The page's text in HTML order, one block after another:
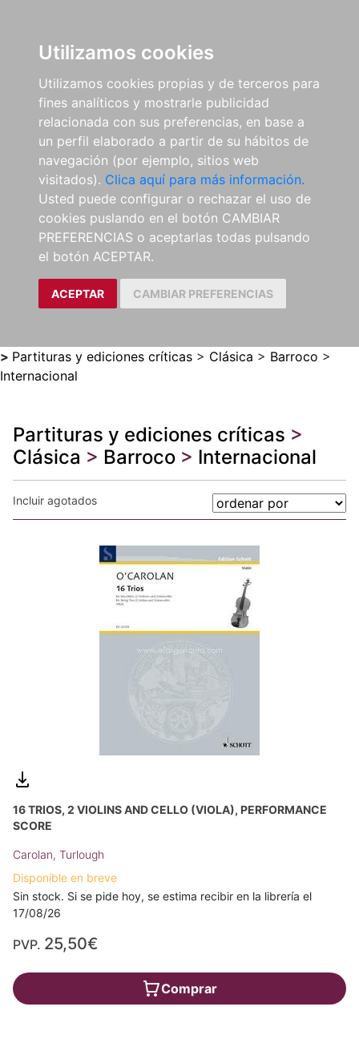
Utilizamos cookies
Utilizamos cookies propias y de terceros para
fines analíticos y mostrarle publicidad
relacionada con sus preferencias, en base a
un perfil elaborado a partir de su hábitos de
navegación (por ejemplo, sitios web
visitados). Clica aquí para más información.
Usted puede configurar o rechazar el uso de
cookies puslando en el botón CAMBIAR
PREFERENCIAS o aceptarlas todas pulsando
el botón ACEPTAR.
ACEPTAR CAMBIAR PREFERENCIAS
> Partituras y ediciones críticas > Clásica > Barroco >
Internacional
Partituras y ediciones críticas >
Clásica > Barroco > Internacional
Incluir agotados
16 TRIOS, 2 VIOLINS AND CELLO (VIOLA), PERFORMANCE
SCORE
Carolan, Turlough
Disponible en breve
Sin stock. Si se pide hoy, se estima recibir en la librería el
17/08/26
PVP. 25,50€
Comprar